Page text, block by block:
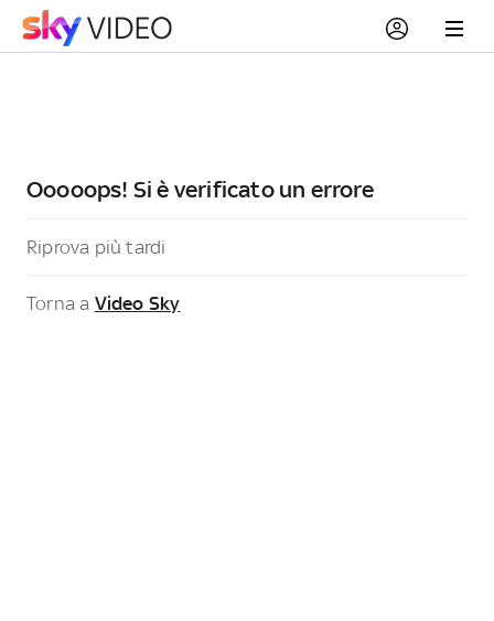
Ooooops! Si è verificato un errore
Riprova più tardi
Torna a Video Sky